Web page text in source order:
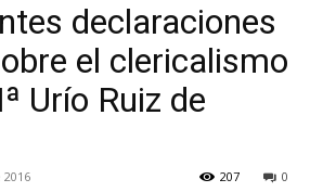
declaraciones
el clericalismo
Urío Ruiz de
0
207